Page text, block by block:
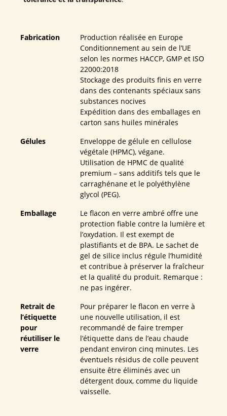
Fabrication
Production réalisée en Europe
Conditionnement au sein de l’UE
selon les normes HACCP, GMP et ISO
22000:2018
Stockage des produits finis en verre
dans des contenants spéciaux sans
substances nocives
Expédition dans des emballages en
carton sans huiles minérales
Gélules
Enveloppe de gélule en cellulose
végétale (HPMC), végane.
Utilisation de HPMC de qualité
premium – sans additifs tels que le
carraghénane et le polyéthylène
glycol (PEG).
Emballage
Le flacon en verre ambré offre une
protection fiable contre la lumière et
l’oxydation. Il est exempt de
plastifiants et de BPA. Le sachet de
gel de silice inclus régule l’humidité
et contribue à préserver la fraîcheur
et la qualité du produit. Remarque :
ne pas ingérer.
Retrait de
l’étiquette
pour
réutiliser le
verre
Pour préparer le flacon en verre à
une nouvelle utilisation, il est
recommandé de faire tremper
l’étiquette dans de l’eau chaude
pendant environ cinq minutes. Les
éventuels résidus de colle peuvent
ensuite être éliminés avec un
détergent doux, comme du liquide
vaisselle.